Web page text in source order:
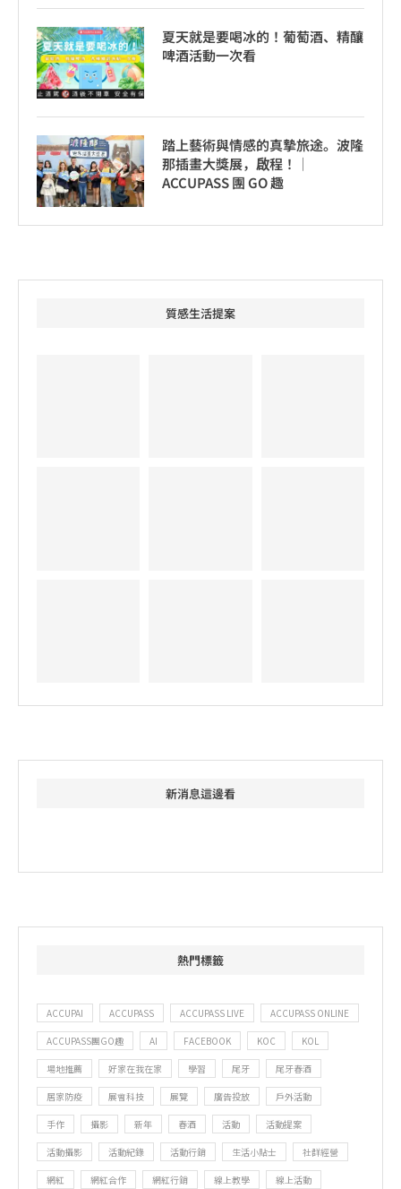
夏天就是要喝冰的！葡萄酒、精釀
啤酒活動一次看
踏上藝術與情感的真摯旅途。波隆
那插畫大獎展，啟程！│
ACCUPASS 團 GO 趣
質感生活提案
新消息這邊看
熱門標籤
ACCUPAI ACCUPASS ACCUPASS LIVE ACCUPASS ONLINE
ACCUPASS團GO趣 AI FACEBOOK KOC KOL
場地推薦 好家在我在家 學習 尾牙 尾牙春酒
居家防疫 展會科技 展覽 廣告投放 戶外活動
手作 攝影 新年 春酒 活動 活動提案
活動攝影 活動紀錄 活動行銷 生活小貼士 社群經營
網紅 網紅合作 網紅行銷 線上教學 線上活動